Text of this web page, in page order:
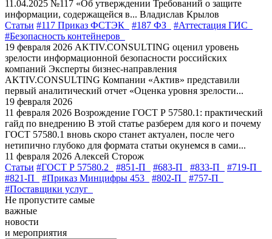
11.04.2025 №117 «Об утверждении Требований о защите
информации, содержащейся в... Владислав Крылов
Статьи #117 Приказ ФСТЭК #187 ФЗ
#Аттестация ГИС
#Безопасность контейнеров
19 февраля 2026 AKTIV.CONSULTING оценил уровень
зрелости информационной безопасности российских
компаний Эксперты бизнес-направления
AKTIV.CONSULTING Компании «Актив» представили
первый аналитический отчет «Оценка уровня зрелости...
19 февраля 2026
11 февраля 2026 Возрождение ГОСТ Р 57580.1: практический
гайд по внедрению В этой статье разберем для кого и почему
ГОСТ 57580.1 вновь скоро станет актуален, после чего
нетипично глубоко для формата статьи окунемся в сами...
11 февраля 2026 Алексей Сторож
Статьи #ГОСТ Р 57580.2 #851-П #683-П #833-П
#719-П
#821-П
#Приказ Минцифры 453 #802-П
#757-П
#Поставщики услуг
Не пропустите самые
важные
новости
и мероприятия